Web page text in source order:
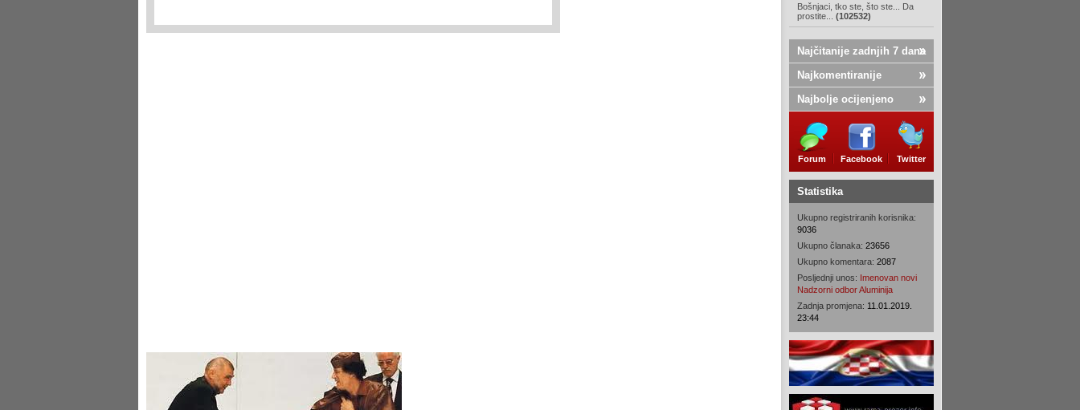
Bošnjaci, tko ste, što ste... Da
prostite... (102532)
Najčitanije zadnjih 7 dana
Najkomentiranije
Najbolje ocijenjeno
Forum Facebook Twitter
Statistika
Ukupno registriranih korisnika:
9036
Ukupno članaka: 23656
Ukupno komentara: 2087
Posljednji unos: Imenovan novi
Nadzorni odbor Aluminija
Zadnja promjena: 11.01.2019.
23:44